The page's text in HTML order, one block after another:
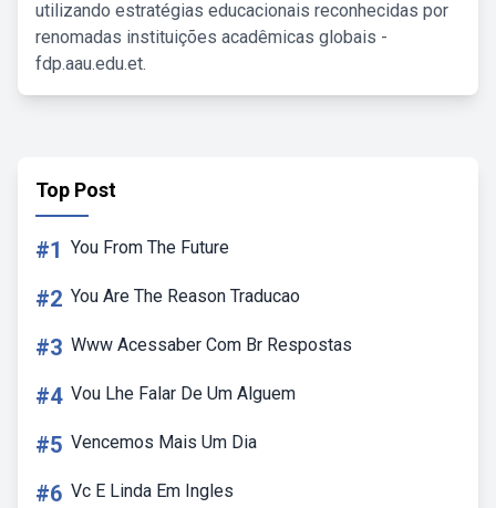
utilizando estratégias educacionais reconhecidas por
renomadas instituições acadêmicas globais -
fdp.aau.edu.et.
Top Post
#1 You From The Future
#2 You Are The Reason Traducao
#3 Www Acessaber Com Br Respostas
#4 Vou Lhe Falar De Um Alguem
#5 Vencemos Mais Um Dia
#6 Vc E Linda Em Ingles